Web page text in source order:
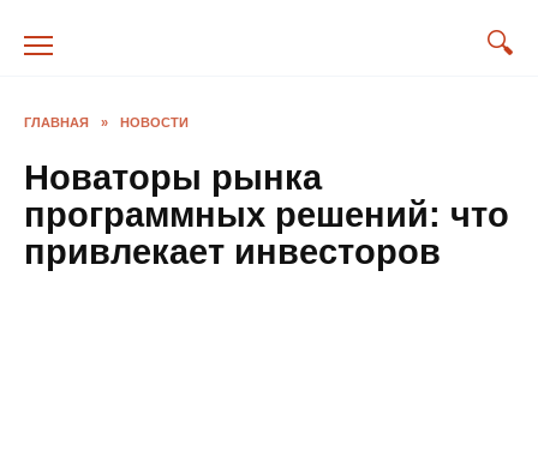
ГЛАВНАЯ » НОВОСТИ
Новаторы рынка
программных решений: что
привлекает инвесторов